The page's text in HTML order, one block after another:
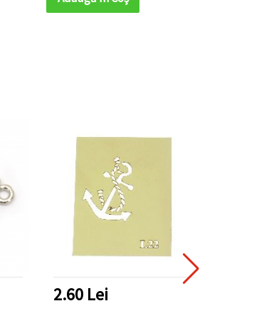
2.60 Lei